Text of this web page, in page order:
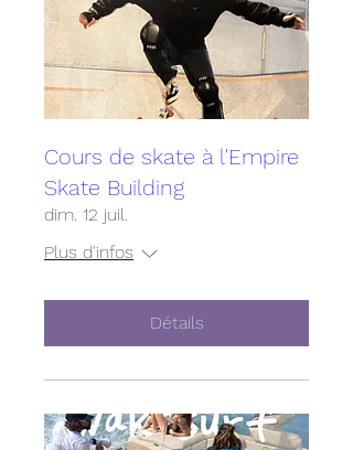
Cours de skate à l'Empire
Skate Building
dim. 12 juil.
Plus d'infos
Détails